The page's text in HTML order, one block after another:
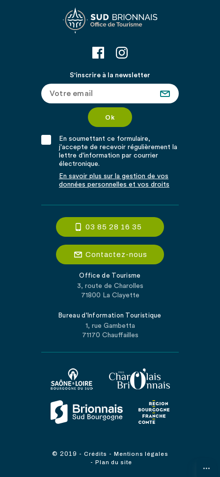
...
S'inscrire à la newsletter
En soumettant ce formulaire,
j'accepte de recevoir régulièrement la
lettre d'information par courrier
électronique.
En savoir plus sur la gestion de vos
données personnelles et vos droits
03 85 28 16 35
Contactez-nous
Office de Tourisme
3, route de Charolles
71800 La Clayette
Bureau d'Information Touristique
1, rue Gambetta
71170 Chauffailles
© 2019 - Crédits - Mentions légales
- Plan du site